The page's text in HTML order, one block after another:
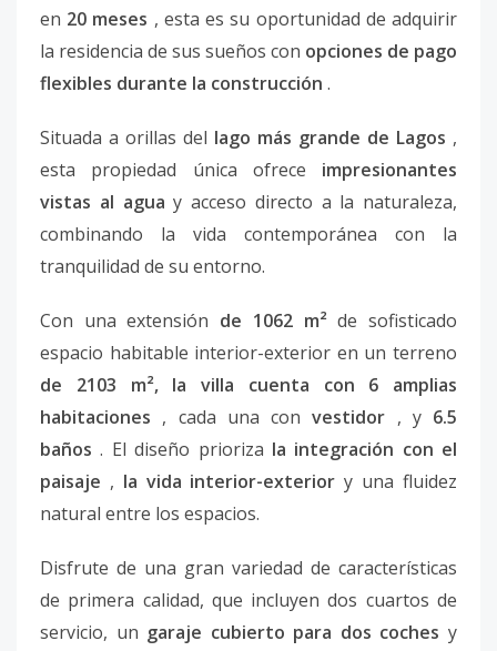
en 20 meses , esta es su oportunidad de adquirir
la residencia de sus sueños con opciones de pago
flexibles durante la construcción .
Situada a orillas del lago más grande de Lagos ,
esta propiedad única ofrece impresionantes
vistas al agua y acceso directo a la naturaleza,
combinando la vida contemporánea con la
tranquilidad de su entorno.
Con una extensión de 1062 m²de sofisticado
espacio habitable interior-exterior en un terreno
de 2103 m², la villa cuenta con 6 amplias
habitaciones , cada una convestidor , y 6.5
baños . El diseño prioriza la integración con el
paisaje , la vida interior-exterior y una fluidez
natural entre los espacios.
Disfrute de una gran variedad de características
de primera calidad, que incluyen dos cuartos de
servicio, un garaje cubierto para dos coches y